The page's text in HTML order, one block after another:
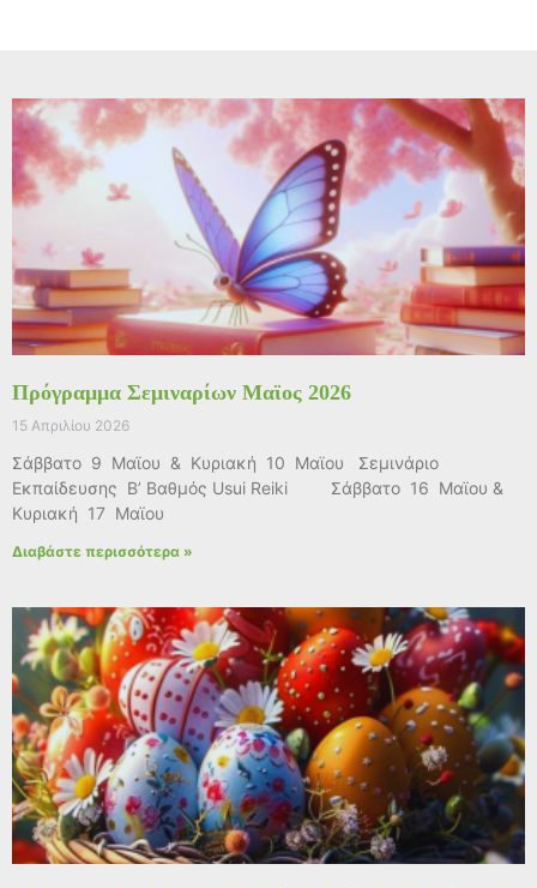
Πρόγραμμα Σεμιναρίων Μαϊος 2026
15 Απριλίου 2026
Σάββατο 9 Μαϊου & Κυριακή 10 Μαϊου Σεμινάριο
Εκπαίδευσης Β’ Βαθμός Usui Reiki Σάββατο 16 Μαϊου &
Κυριακή 17 Μαϊου
Διαβάστε περισσότερα »